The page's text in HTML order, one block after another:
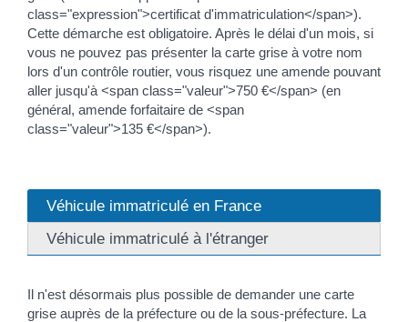
class="expression">certificat d'immatriculation</span>).
Cette démarche est obligatoire. Après le délai d'un mois, si
vous ne pouvez pas présenter la carte grise à votre nom
lors d'un contrôle routier, vous risquez une amende pouvant
aller jusqu'à <span class="valeur">750 €</span> (en
général, amende forfaitaire de <span
class="valeur">135 €</span>).
Véhicule immatriculé en France
Véhicule immatriculé à l'étranger
Il n'est désormais plus possible de demander une carte
grise auprès de la préfecture ou de la sous-préfecture. La